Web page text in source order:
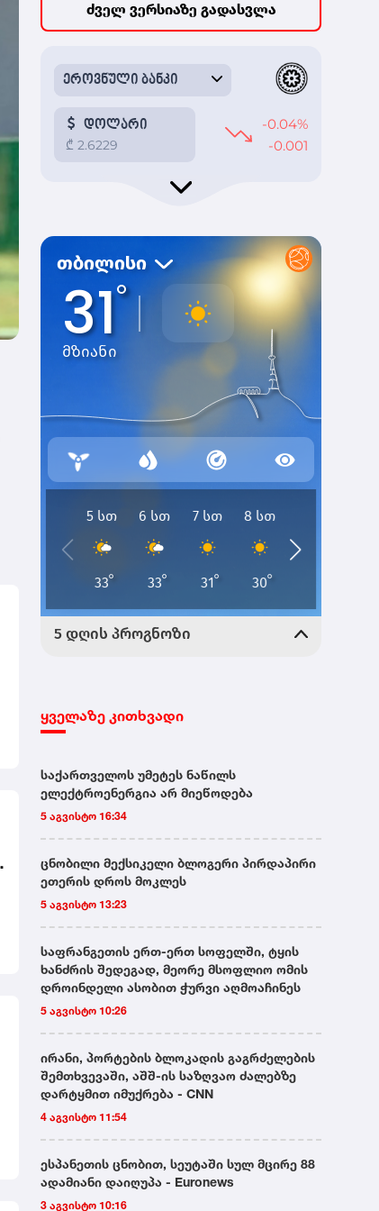
ძველ ვერსიაზე გადასვლა
ყველაზე კითხვადი
საქართველოს უმეტეს ნაწილს
ელექტროენერგია არ მიეწოდება
5 აგვისტო 16:34
ცნობილი მექსიკელი ბლოგერი პირდაპირი
ეთერის დროს მოკლეს
5 აგვისტო 13:23
საფრანგეთის ერთ-ერთ სოფელში, ტყის
ხანძრის შედეგად, მეორე მსოფლიო ომის
დროინდელი ასობით ჭურვი აღმოაჩინეს
5 აგვისტო 10:26
ირანი, პორტების ბლოკადის გაგრძელების
შემთხვევაში, აშშ-ის საზღვაო ძალებზე
დარტყმით იმუქრება - CNN
4 აგვისტო 11:54
ესპანეთის ცნობით, სეუტაში სულ მცირე 88
ადამიანი დაიღუპა - Euronews
3 აგვისტო 10:16